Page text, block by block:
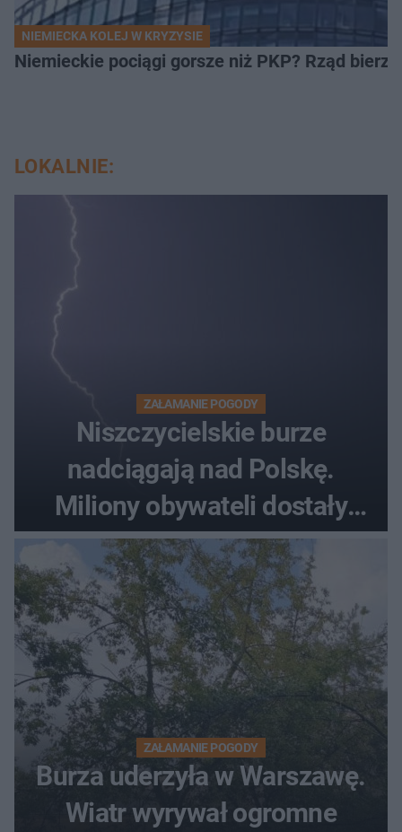
NIEMIECKA KOLEJ W KRYZYSIE
Niemieckie pociągi gorsze niż PKP? Rząd
LOKALNIE:
ZAŁAMANIE POGODY
Niszczycielskie burze
nadciągają nad Polskę.
Miliony obywateli dostały
wiadomości z pilnym
ostrzeżeniem
ZAŁAMANIE POGODY
Burza uderzyła w Warszawę.
Wiatr wyrywał ogromne